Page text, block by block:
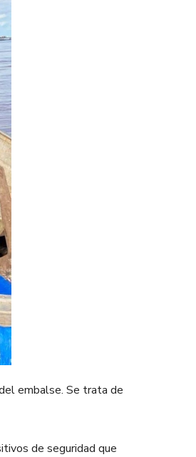
embalse. Se trata de
de seguridad que